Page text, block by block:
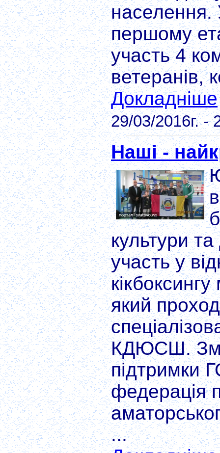
населення.
першому
участь 4
ветеранів,
Докладніше
29/03/2016г. -
Наші -
культури
участь у
який
КДЮСШ.
підтримки
федерація
...